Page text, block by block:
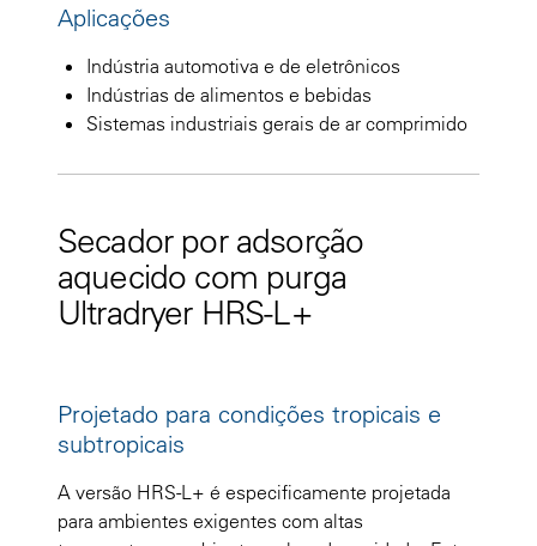
Aplicações
Indústria automotiva e de eletrônicos
Indústrias de alimentos e bebidas
Sistemas industriais gerais de ar comprimido
Secador por adsorção
aquecido com purga
Ultradryer HRS-L+
Projetado para condições tropicais e
subtropicais
A versão HRS-L+ é especificamente projetada
para ambientes exigentes com altas